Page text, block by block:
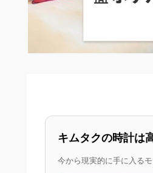
キムタクの時計は
今から現実的に手に入る